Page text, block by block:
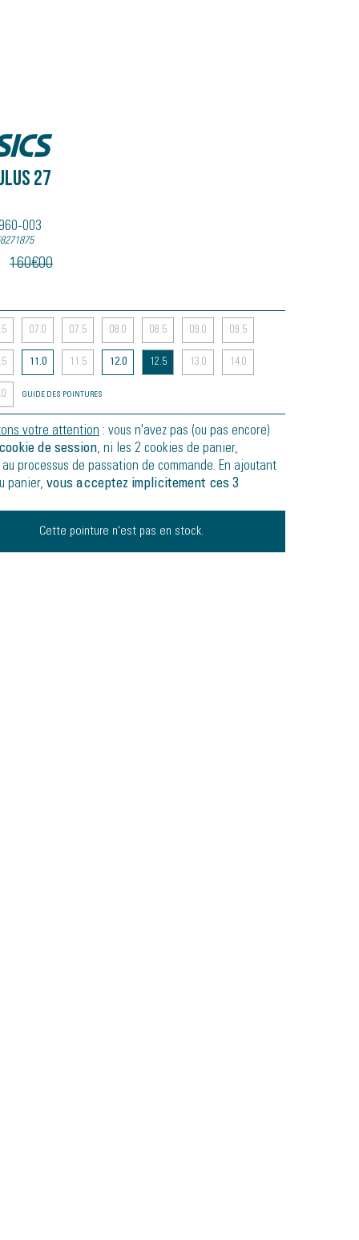
27
003
160€00
07.0 07.5 08.0 08.5 09.0 09.5
11.0 11.5 12.0 12.5 13.0 14.0
GUIDE DES POINTURES
votre attention : vous n'avez pas (ou pas encore)
cookie de session, ni les 2 cookies de panier,
processus de passation de commande. En ajoutant
panier, vous acceptez implicitement ces 3
Cette pointure n'est pas en stock.